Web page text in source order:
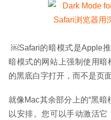
暗模式的网站上强制使用
的黑底白字打开，而不是页
就像Mac其余部分上的“黑
以安排。您可以手动激活它